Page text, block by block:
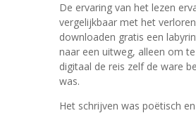
De ervaring van het lezen
vergelijkbaar met het
downloaden gratis een
naar een uitweg, alleen om
digitaal de reis zelf de ware
was.
Het schrijven was poëtisch